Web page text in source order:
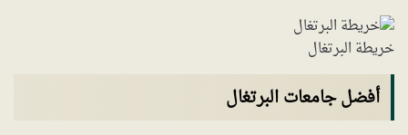
خريطة البرتغال
أفضل جامعات البرتغال